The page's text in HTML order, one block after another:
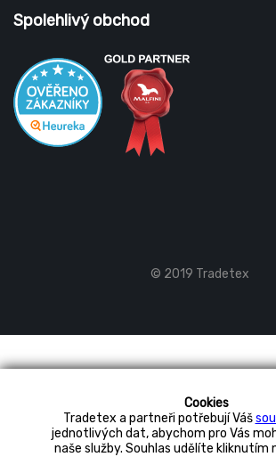
Cookies
Tradetex a partneři potřebují Váš
jednotlivých dat, abychom pro Vás
naše služby. Souhlas udělíte kliknutím
Spolehlivý obchod
© 2019 Tradetex